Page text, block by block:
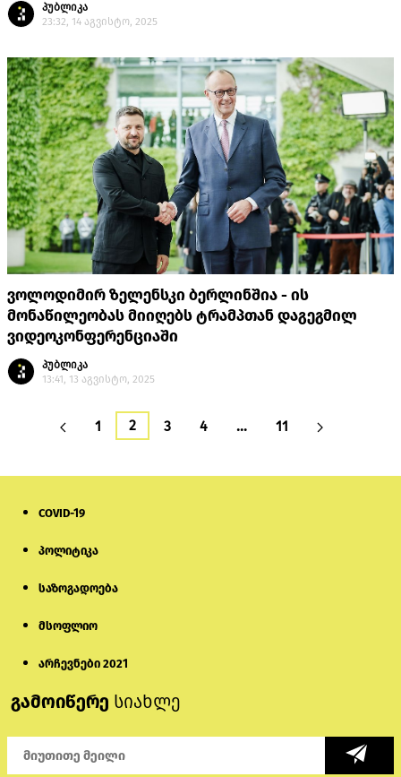
პუბლიკა
23:32, 14 აგვისტო, 2025
ვოლოდიმირ ზელენსკი ბერლინშია - ის
მონაწილეობას მიიღებს ტრამპთან დაგეგმილ
ვიდეოკონფერენციაში
პუბლიკა
13:41, 13 აგვისტო, 2025
1 2 3 4 … 11
COVID-19
პოლიტიკა
საზოგადოება
მსოფლიო
არჩევნები 2021
გამოიწერე სიახლე